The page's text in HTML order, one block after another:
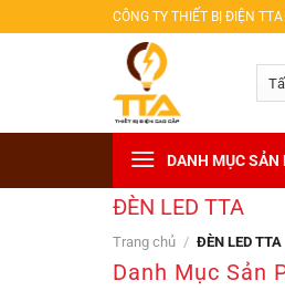
qua
CÔNG TY THIẾT BỊ ĐIỆN
DANH MỤC SẢN
ĐÈN LED TTA
Trang chủ / ĐÈN LED TTA
Danh Mục Sản